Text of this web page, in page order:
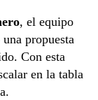
, el equipo
propuesta
Con esta
en la tabla